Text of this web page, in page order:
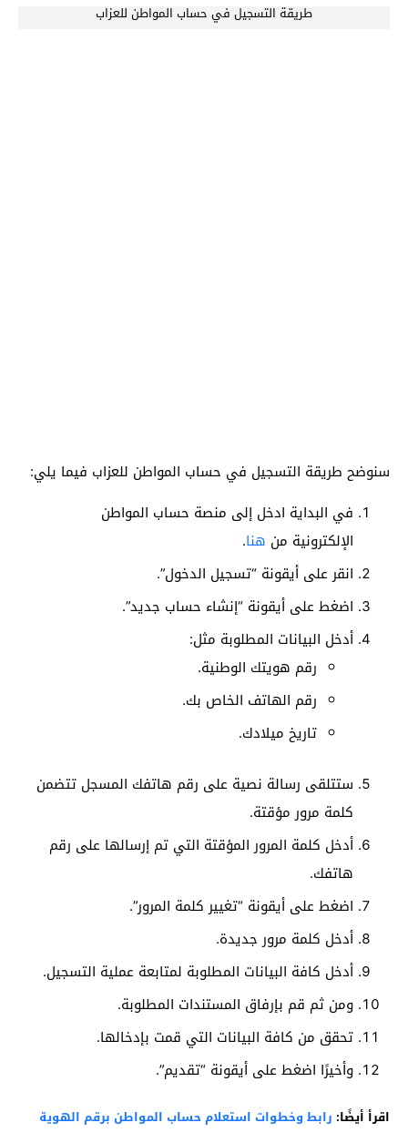
طريقة التسجيل في حساب المواطن للعزاب
سنوضح طريقة التسجيل في حساب المواطن للعزاب فيما يلي:
في البداية ادخل إلى منصة حساب المواطن
الإلكترونية من هنا.
انقر على أيقونة “تسجيل الدخول”.
اضغط على أيقونة “إنشاء حساب جديد”.
أدخل البيانات المطلوبة مثل:
رقم هويتك الوطنية.
رقم الهاتف الخاص بك.
تاريخ ميلادك.
ستتلقى رسالة نصية على رقم هاتفك المسجل تتضمن
كلمة مرور مؤقتة.
أدخل كلمة المرور المؤقتة التي تم إرسالها على رقم
هاتفك.
اضغط على أيقونة “تغيير كلمة المرور”.
أدخل كلمة مرور جديدة.
أدخل كافة البيانات المطلوبة لمتابعة عملية التسجيل.
ومن ثم قم بإرفاق المستندات المطلوبة.
تحقق من كافة البيانات التي قمت بإدخالها.
وأخيرًا اضغط على أيقونة “تقديم”.
اقرأ أيضًا: رابط وخطوات استعلام حساب المواطن برقم الهوية